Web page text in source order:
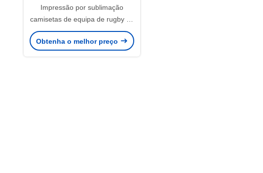
Impressão por sublimação
camisetas de equipa de rugby de
uso casual camisetas de topo
para homens 100% poliéster
Obtenha o melhor preço